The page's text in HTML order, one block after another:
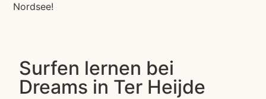
Nordsee!
Surfen lernen bei
Dreams in Ter Heijde